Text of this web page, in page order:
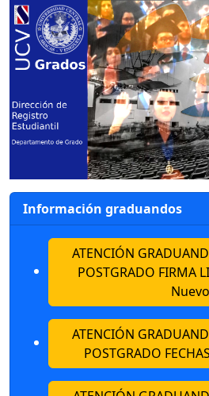
Información graduandos
ATENCIÓN
POSTGRADO FIRMA
Nuevo
ATENCIÓN
POSTGRADO